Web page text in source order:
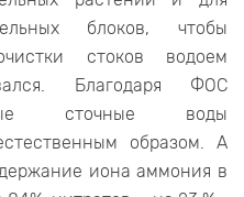
блоков, чтобы
стоков водоем
Благодаря ФОС
сточные воды
образом. А
иона аммония в